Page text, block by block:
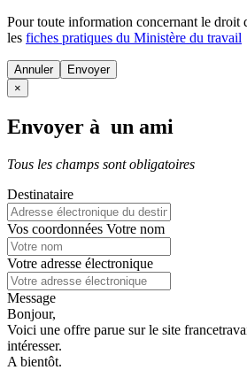
Pour toute information concernant le droit
les fiches pratiques du Ministère du travail
Annuler
×
Envoyer à un ami
Tous les champs sont obligatoires
Destinataire
Vos coordonnées Votre nom
Votre adresse électronique
Message
Bonjour,
Voici une offre parue sur le site
intéresser.
A bientôt.